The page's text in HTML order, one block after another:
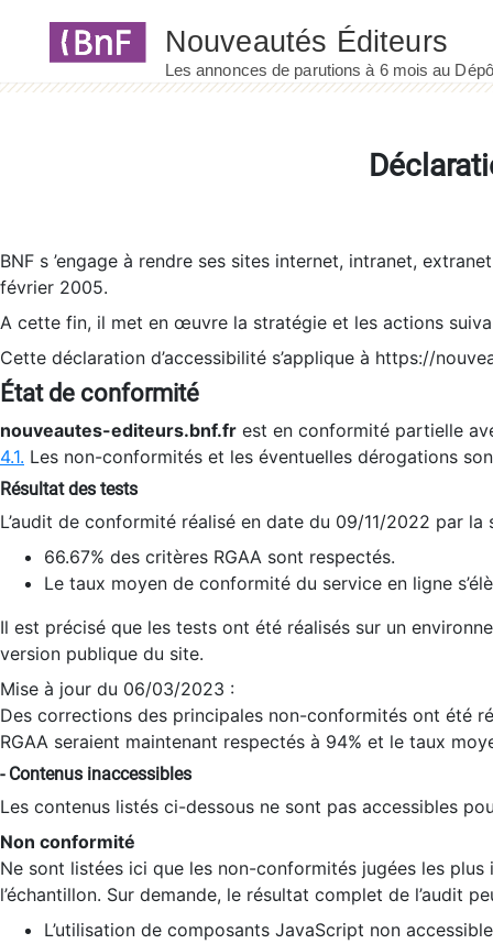
BNF s ’engage à rendre ses sites internet, intranet,
février 2005.
A cette fin, il met en œuvre la stratégie et les actions
Cette déclaration d’accessibilité s’applique à https://
État de conformité
nouveautes-editeurs.bnf.fr est en conformité partielle
4.1. Les non-conformités et les éventuelles dérogations
Résultat des tests
L’audit de conformité réalisé en date du 09/11/2022 par
66.67% des critères RGAA sont respectés.
Le taux moyen de conformité du service en ligne
Il est précisé que les tests ont été réalisés sur un
version publique du site.
Mise à jour du 06/03/2023 :
Des corrections des principales non-conformités ont été
RGAA seraient maintenant respectés à 94% et le taux
- Contenus inaccessibles
Les contenus listés ci-dessous ne sont pas accessibles
Non conformité
Ne sont listées ici que les non-conformités jugées les
l’échantillon. Sur demande, le résultat complet de l’audit
L’utilisation de composants JavaScript non